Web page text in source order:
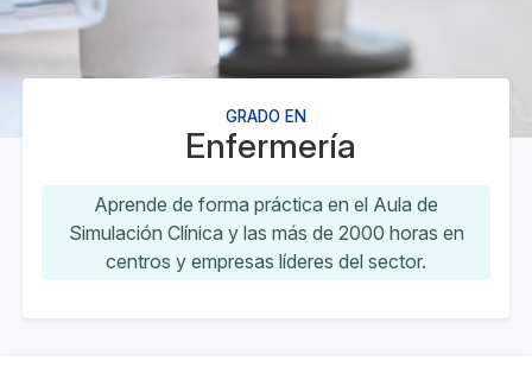
GRADO EN
Enfermería
Aprende de forma práctica en el Aula de
Simulación Clínica y las más de 2000 horas en
centros y empresas líderes del sector.